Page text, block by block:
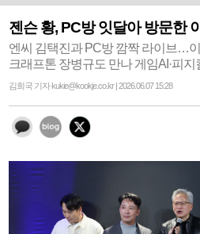
젠슨 황, PC방 잇달아 방문한
엔씨 김택진과 PC방 깜짝 라이브…
크래프톤 장병규도 만나 게임AI·피지
김희국 기자 kukie@kookje.co.kr | 2026.06.07 15:28